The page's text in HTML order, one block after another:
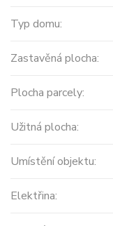
Typ domu:
Zastavěná plocha:
Plocha parcely:
Užitná plocha:
Umístění objektu:
Elektřina: